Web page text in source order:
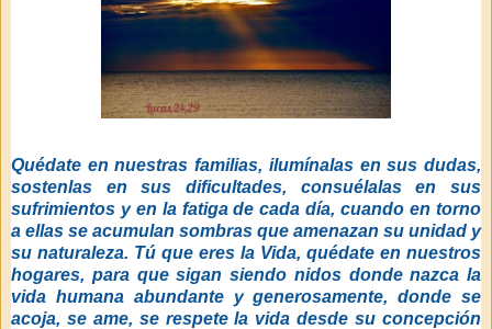
Quédate en nuestras familias, ilumínalas en sus dudas,
sostenlas en sus dificultades, consuélalas en sus
sufrimientos y en la fatiga de cada día, cuando en torno
a ellas se acumulan sombras que amenazan su unidad y
su naturaleza. Tú que eres la Vida, quédate en nuestros
hogares, para que sigan siendo nidos donde nazca la
vida humana abundante y generosamente, donde se
acoja, se ame, se respete la vida desde su concepción